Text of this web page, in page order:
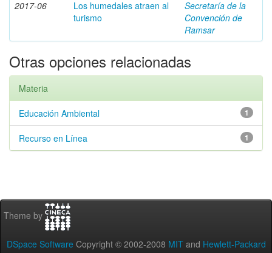
2017-06
Los humedales atraen al
turismo
Secretaría de la
Convención de
Ramsar
Otras opciones relacionadas
Materia
1
Educación Ambiental
1
Recurso en Línea
Theme by
DSpace Software Copyright © 2002-2008 MIT and Hewlett-Packard